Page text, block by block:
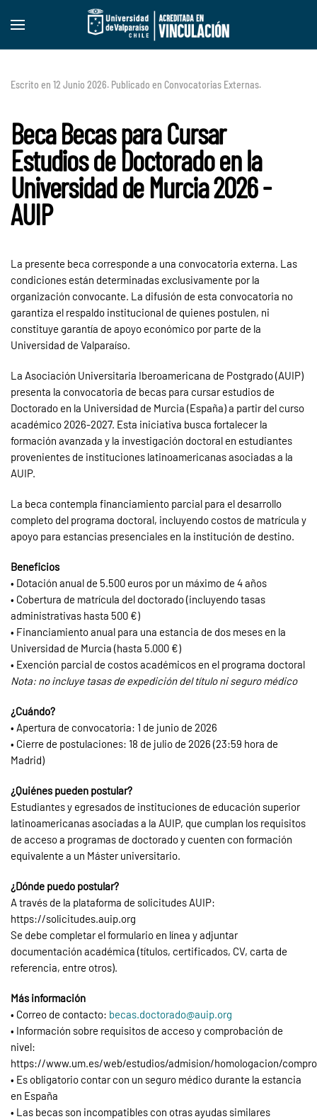
Skip to main content
Escrito en 12 Junio 2026. Publicado en Convocatorias Externas.
Beca Becas para Cursar
Estudios de Doctorado en la
Universidad de Murcia 2026 -
AUIP
La presente beca corresponde a una convocatoria externa. Las
condiciones están determinadas exclusivamente por la
organización convocante. La difusión de esta convocatoria no
garantiza el respaldo institucional de quienes postulen, ni
constituye garantía de apoyo económico por parte de la
Universidad de Valparaíso.
La Asociación Universitaria Iberoamericana de Postgrado (AUIP)
presenta la convocatoria de becas para cursar estudios de
Doctorado en la Universidad de Murcia (España) a partir del curso
académico 2026-2027. Esta iniciativa busca fortalecer la
formación avanzada y la investigación doctoral en estudiantes
provenientes de instituciones latinoamericanas asociadas a la
AUIP.
La beca contempla financiamiento parcial para el desarrollo
completo del programa doctoral, incluyendo costos de matrícula y
apoyo para estancias presenciales en la institución de destino.
Beneficios
• Dotación anual de 5.500 euros por un máximo de 4 años
• Cobertura de matrícula del doctorado (incluyendo tasas
administrativas hasta 500 €)
• Financiamiento anual para una estancia de dos meses en la
Universidad de Murcia (hasta 5.000 €)
• Exención parcial de costos académicos en el programa doctoral
Nota: no incluye tasas de expedición del título ni seguro médico
¿Cuándo?
• Apertura de convocatoria: 1 de junio de 2026
• Cierre de postulaciones: 18 de julio de 2026 (23:59 hora de
Madrid)
¿Quiénes pueden postular?
Estudiantes y egresados de instituciones de educación superior
latinoamericanas asociadas a la AUIP, que cumplan los requisitos
de acceso a programas de doctorado y cuenten con formación
equivalente a un Máster universitario.
¿Dónde puedo postular?
A través de la plataforma de solicitudes AUIP:
https://solicitudes.auip.org
Se debe completar el formulario en línea y adjuntar
documentación académica (títulos, certificados, CV, carta de
referencia, entre otros).
Más información
• Correo de contacto: becas.doctorado@auip.org
• Información sobre requisitos de acceso y comprobación de
nivel:
https://www.um.es/web/estudios/admision/homologacion/
• Es obligatorio contar con un seguro médico durante la estancia
en España
• Las becas son incompatibles con otras ayudas similares